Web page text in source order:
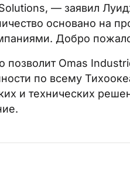
— заявил
основано на
Добро
позволит Omas
по всему
и технических